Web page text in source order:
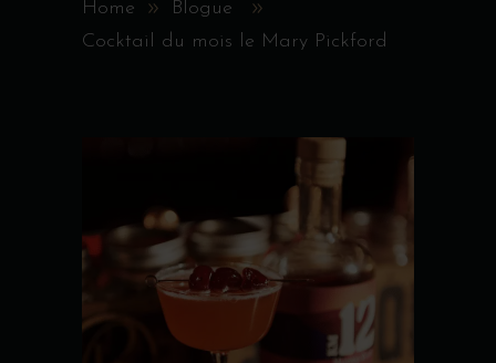
Home
Blogue
Cocktail du mois le Mary Pickford